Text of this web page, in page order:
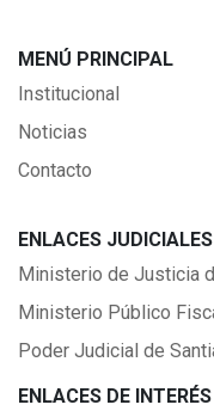
MENÚ PRINCIPAL
Institucional
Noticias
Contacto
ENLACES JUDICIALES
Ministerio de Justicia
Ministerio Público
Poder Judicial de
ENLACES DE INTERÉS